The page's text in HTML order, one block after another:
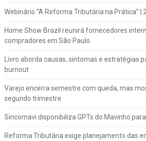
Webinário “A Reforma Tributária na Prática” |
Home Show Brazil reunirá fornecedores
compradores em São Paulo
Livro aborda causas, sintomas e estratégias
burnout
Varejo encerra semestre com queda, mas
segundo trimestre
Sincomavi disponibiliza GPTs do Mavinho
Reforma Tributária exige planejamento das